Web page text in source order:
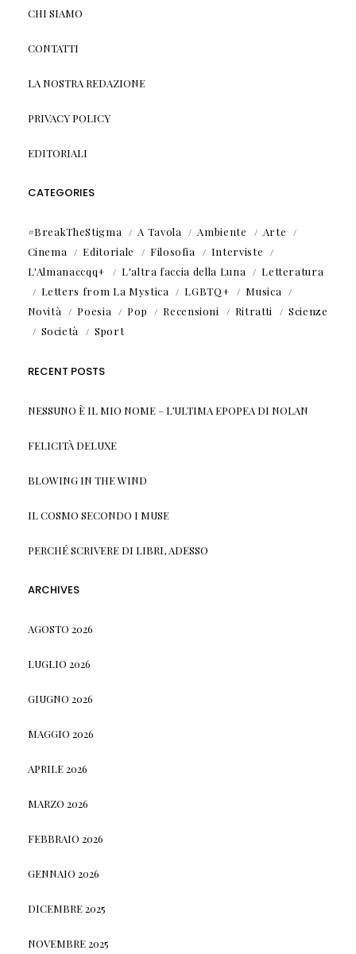
CHI SIAMO
CONTATTI
LA NOSTRA REDAZIONE
PRIVACY POLICY
EDITORIALI
CATEGORIES
#BreakTheStigma A Tavola Ambiente
Arte
Cinema
Editoriale Filosofia
Interviste
L'Almanaccqq+
L'altra faccia della Luna
Letteratura
Letters from La Mystica
LGBTQ+
Musica
Novità
Poesia Pop Recensioni Ritratti
Scienze
Società
Sport
RECENT POSTS
NESSUNO È IL MIO NOME – L’ULTIMA EPOPEA DI NOLAN
FELICITÀ DELUXE
BLOWING IN THE WIND
IL COSMO SECONDO I MUSE
PERCHÉ SCRIVERE DI LIBRI, ADESSO
ARCHIVES
AGOSTO 2026
LUGLIO 2026
GIUGNO 2026
MAGGIO 2026
APRILE 2026
MARZO 2026
FEBBRAIO 2026
GENNAIO 2026
DICEMBRE 2025
NOVEMBRE 2025